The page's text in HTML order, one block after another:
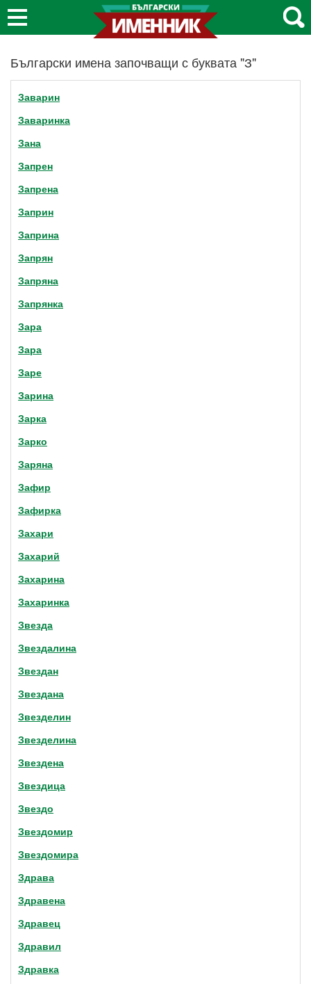
Български имена започващи с буквата "З"
Заварин
Заваринка
Зана
Запрен
Запрена
Заприн
Заприна
Запрян
Запряна
Запрянка
Зара
Зара
Заре
Зарина
Зарка
Зарко
Заряна
Зафир
Зафирка
Захари
Захарий
Захарина
Захаринка
Звезда
Звездалина
Звездан
Звездана
Звезделин
Звезделина
Звездена
Звездица
Звездо
Звездомир
Звездомира
Здрава
Здравена
Здравец
Здравил
Здравка